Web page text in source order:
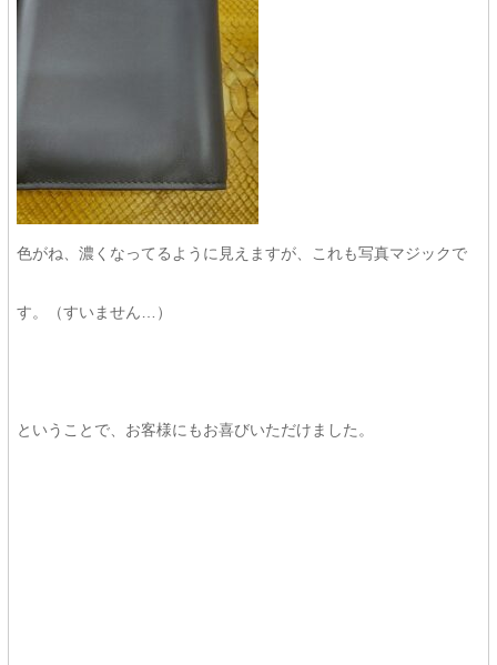
色がね、濃くなってるように見えますが、これも写真マジックで
す。（すいません…）
ということで、お客様にもお喜びいただけました。